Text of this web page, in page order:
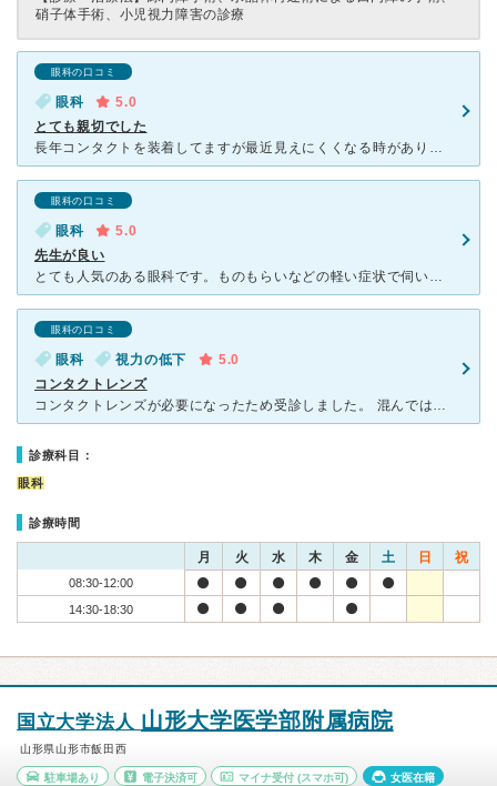
硝子体手術、小児視力障害の診療
眼科の口コミ
眼科
5.0
とても親切でした
長年コンタクトを装着してますが最近見えにくくなる時があり度数が変わったのかなと思ってました。はじめ他の医院に行きましたが受付の時点で度数変更したいのか決めて欲しいと言われ受診するのをやめ、昔受診したこ
眼科の口コミ
眼科
5.0
先生が良い
とても人気のある眼科です。ものもらいなどの軽い症状で伺いましたが、自分の目がどんなタイプなのか瞬時に診断してくださり、普段からどのようなケアが必要なのか、的確な指示を下さいます。こちらがなにも話してい
眼科の口コミ
眼科 視力の低下
5.0
コンタクトレンズ
コンタクトレンズが必要になったため受診しました。 混んではいましたが待ち時間はそれほどなく、スムーズに診察を受けることができました。 2ウィークのコンタクトレンズをすすめられ購入しました。 つけ
診療科目：
眼科
診療時間
月 火 水 木 金 土 日 祝
08:30-12:00
14:30-18:30
国立大学法人 山形大学医学部附属病院
山形県山形市飯田西
駐車場あり 電子決済可 マイナ受付 (スマホ可) 女医在籍